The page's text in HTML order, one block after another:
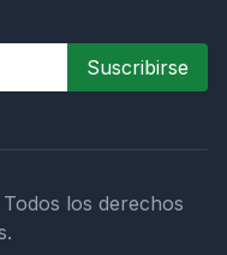
Suscribirse
Todos los derechos